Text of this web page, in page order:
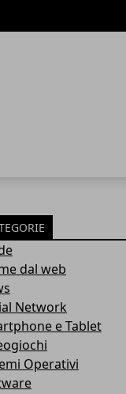
dal web
Network
e Tablet
Operativi